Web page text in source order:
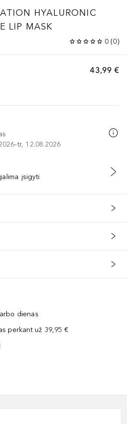
HYALURONIC
LIP MASK
0 (0)
43,99 €
12.08.2026
Į KREPŠELĮ
įsigyti
dienas
perkant už 39,95 €